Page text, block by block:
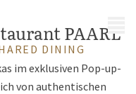
PAARL
DINING
im exklusiven Pop-up-
von authentischen